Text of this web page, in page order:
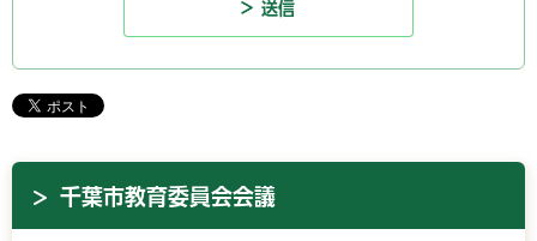
千葉市教育委員会会議